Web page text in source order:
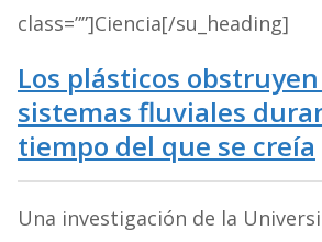
class=””]Ciencia[/su_heading]
Los plásticos
sistemas fluviales
tiempo del que se creía
Una investigación de la